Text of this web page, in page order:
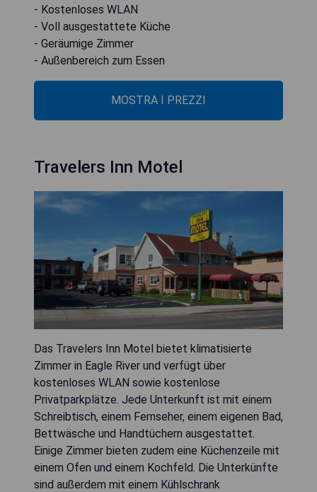
- Kostenloses WLAN
- Voll ausgestattete Küche
- Geräumige Zimmer
- Außenbereich zum Essen
MOSTRA I PREZZI
Travelers Inn Motel
Das Travelers Inn Motel bietet klimatisierte
Zimmer in Eagle River und verfügt über
kostenloses WLAN sowie kostenlose
Privatparkplätze. Jede Unterkunft ist mit einem
Schreibtisch, einem Fernseher, einem eigenen Bad,
Bettwäsche und Handtüchern ausgestattet.
Einige Zimmer bieten zudem eine Küchenzeile mit
einem Ofen und einem Kochfeld. Die Unterkünfte
sind außerdem mit einem Kühlschrank